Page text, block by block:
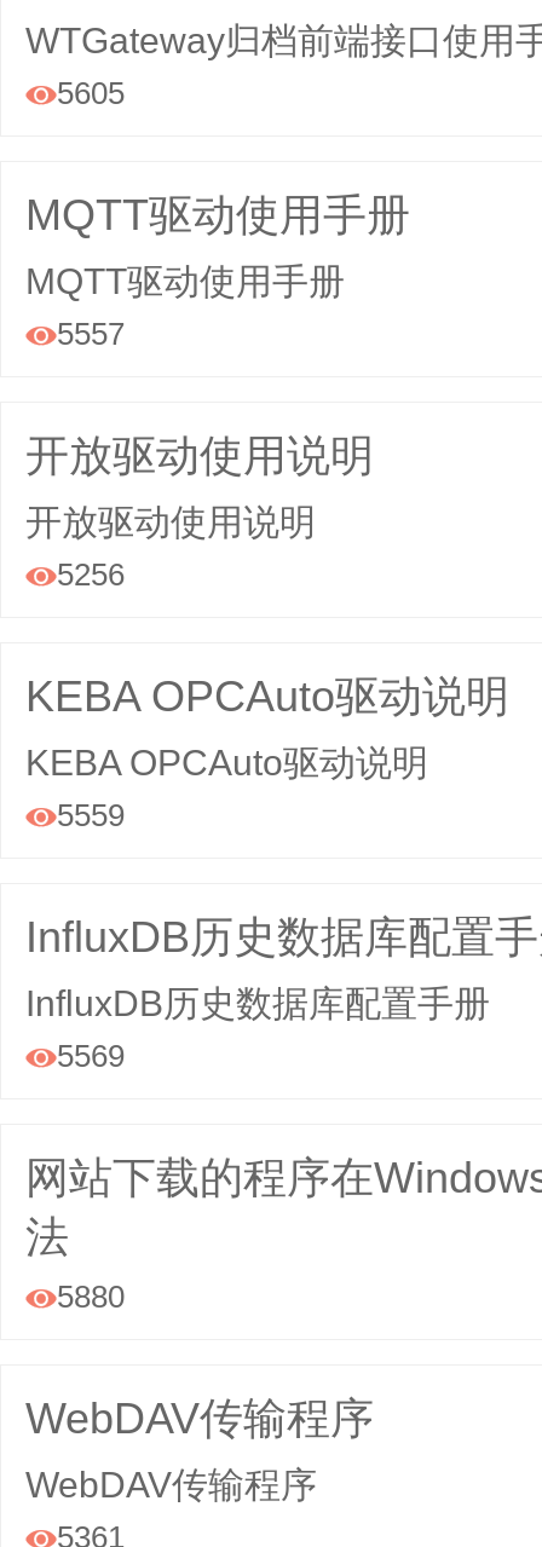
WTGateway归档前端接口使用
5605
MQTT驱动使用手册
MQTT驱动使用手册
5557
开放驱动使用说明
开放驱动使用说明
5256
KEBA OPCAuto驱动说明
KEBA OPCAuto驱动说明
5559
InfluxDB历史数据库配置
InfluxDB历史数据库配置手册
5569
网站下载的程序在
法
5880
WebDAV传输程序
WebDAV传输程序
5361